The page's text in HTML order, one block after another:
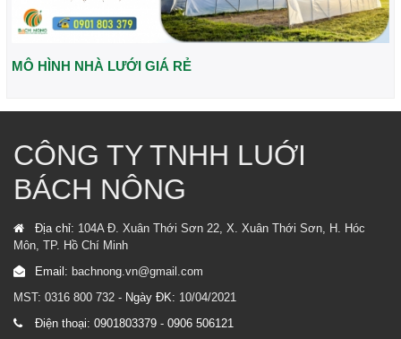
MÔ HÌNH NHÀ LƯỚI GIÁ RẺ
CÔNG TY TNHH LUỚI
BÁCH NÔNG
Địa chỉ: 104A Đ. Xuân Thới Sơn 22, X. Xuân Thới Sơn, H. Hóc
Môn, TP. Hồ Chí Minh
Email: bachnong.vn@gmail.com
MST: 0316 800 732 - Ngày ĐK: 10/04/2021
Điện thoại: 0901803379 - 0906 506121